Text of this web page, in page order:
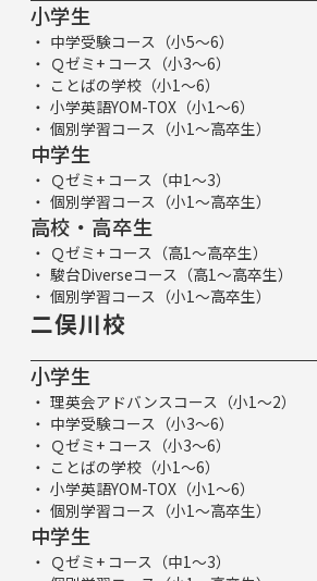
小学生
中学受験コース（小5～6）
Ｑゼミ+ コース（小3～6）
ことばの学校（小1～6）
小学英語YOM-TOX（小1～6）
個別学習コース（小1～高卒生）
中学生
Ｑゼミ+ コース（中1～3）
個別学習コース（小1～高卒生）
高校・高卒生
Ｑゼミ+ コース（高1～高卒生）
駿台Diverseコース（高1～高卒生）
個別学習コース（小1～高卒生）
二俣川校
小学生
理英会アドバンスコース（小1～2）
中学受験コース（小3～6）
Ｑゼミ+ コース（小3～6）
ことばの学校（小1～6）
小学英語YOM-TOX（小1～6）
個別学習コース（小1～高卒生）
中学生
Ｑゼミ+ コース（中1～3）